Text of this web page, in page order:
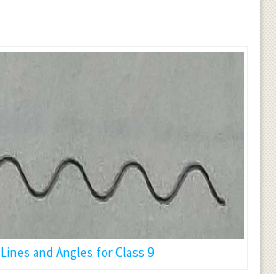
Lines and Angles for Class 9